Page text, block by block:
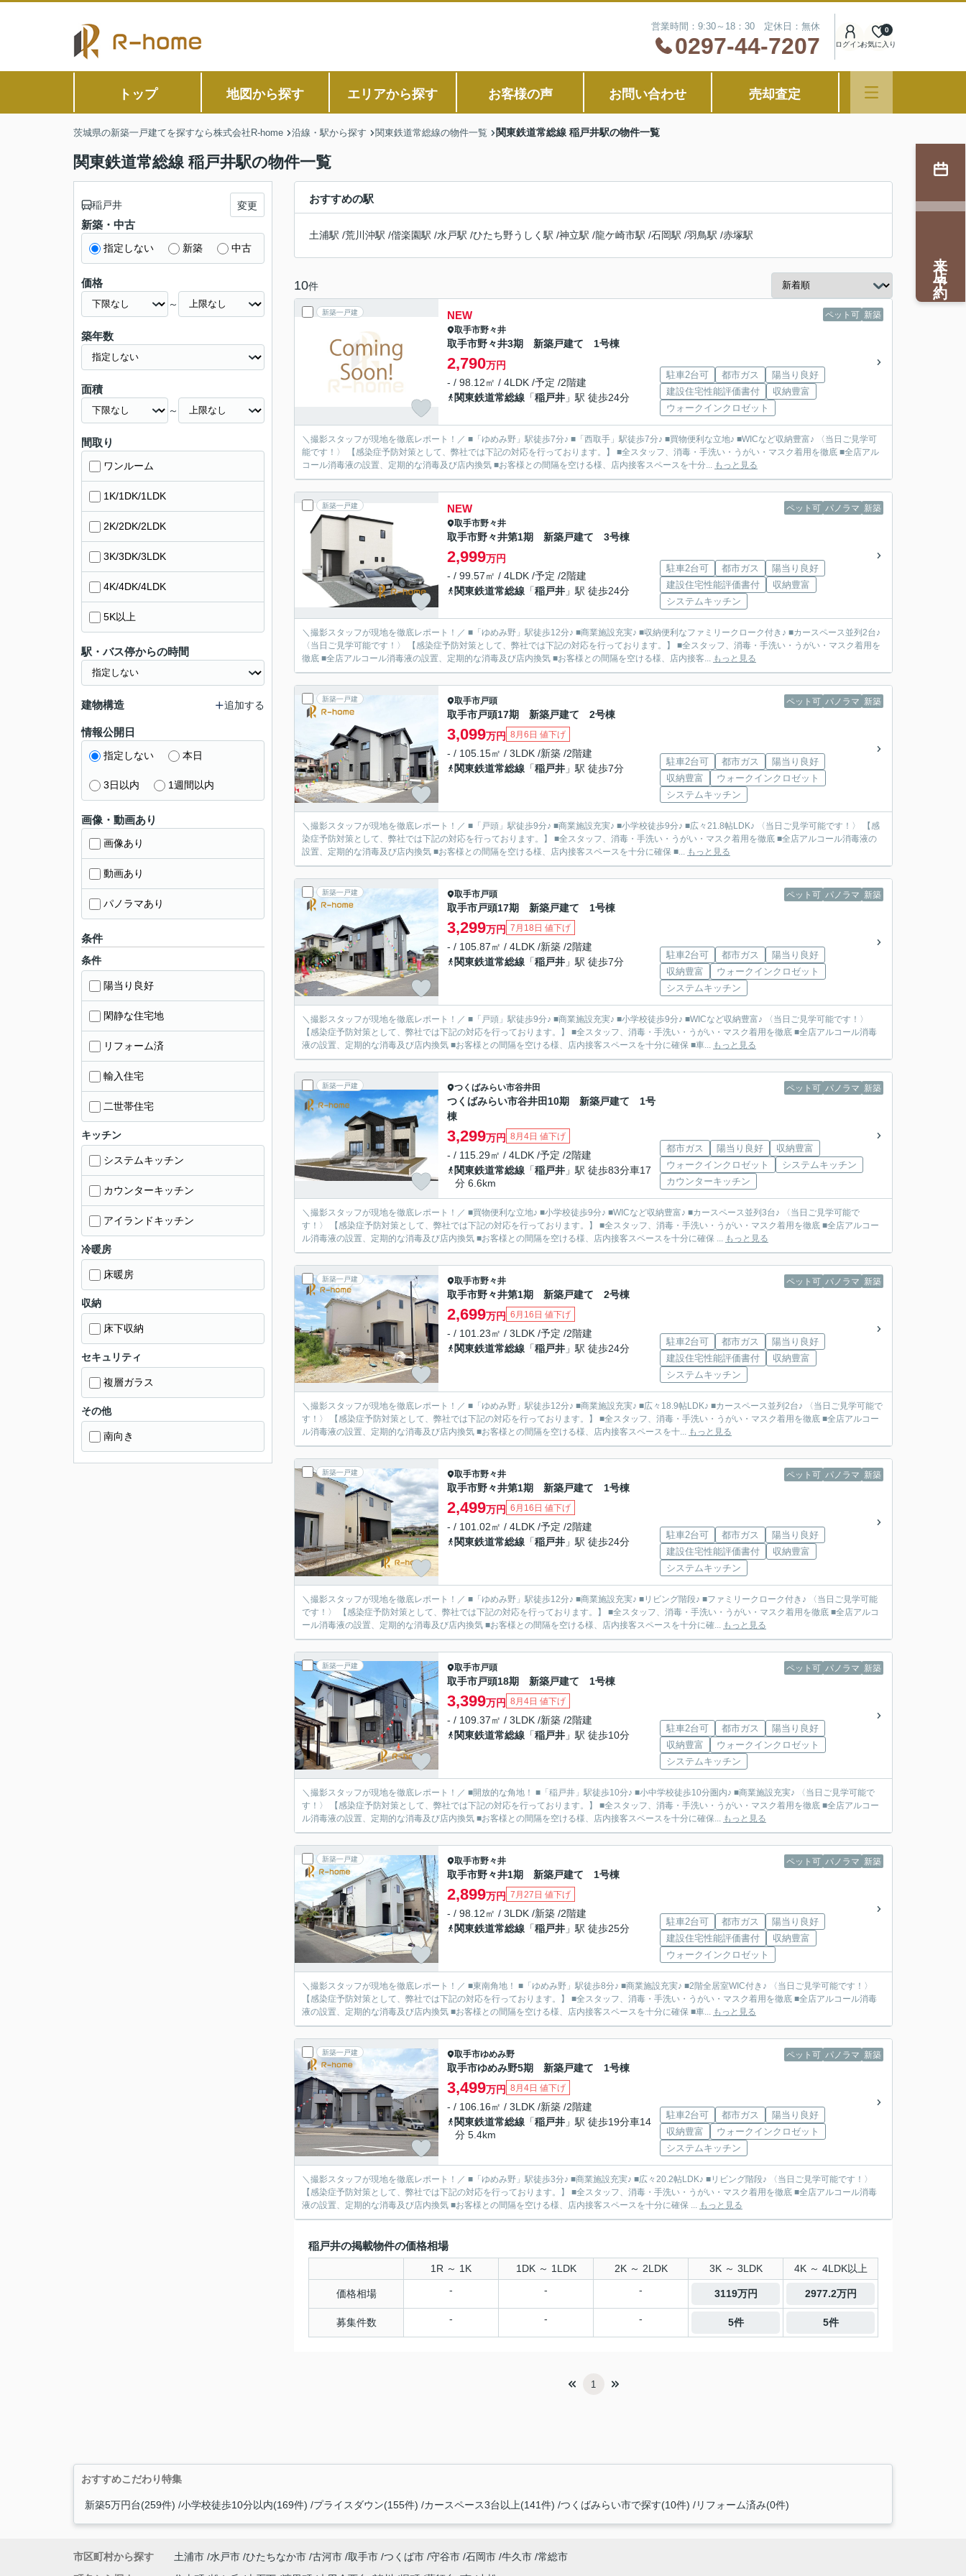
営業時間：9:30～18：30 定休日：無休
0297-44-7207 ログインお気に入り
0
トップ 地図から探す エリアから探す お客様の声 お問い合わせ 売却査定
茨城県の新築一戸建てを探すなら株式会社R-home 沿線・駅から探す 関東鉄道常総線の物件一覧 関東鉄道常総線 稲戸井駅の物件一覧
関東鉄道常総線 稲戸井駅の物件一覧
おすすめの駅
土浦駅 /荒川沖駅 /偕楽園駅 /水戸駅 /ひたち野うしく駅 /神立駅 /龍ケ崎市駅 /石岡駅 /羽鳥駅 /赤塚駅
10件
新築一戸建 ペット可 新築
NEW
取手市野々井
取手市野々井3期 新築戸建て 1号棟
2,790万円
- / 98.12㎡ / 4LDK /予定 /2階建
関東鉄道常総線 「稲戸井 」駅 徒歩24分
駐車2台可 都市ガス
陽当り良好
建設住宅性能評価書付
収納豊富
ウォークインクロゼット
＼撮影スタッフが現地を徹底レポート！／ ■「ゆめみ野」駅徒歩7分♪ ■「西取手」駅徒歩7分♪ ■買物便利な立地♪ ■WICなど収納豊富♪ 〈当日ご見学可
能です！〉 【感染症予防対策として、弊社では下記の対応を行っております。】 ■全スタッフ、消毒・手洗い・うがい・マスク着用を徹底 ■全店アル
コール消毒液の設置、定期的な消毒及び店内換気 ■お客様との間隔を空ける様、店内接客スペースを十分... もっと見る
新築一戸建 ペット可 パノラマ 新築
NEW
取手市野々井
取手市野々井第1期 新築戸建て 3号棟
2,999万円
- / 99.57㎡ / 4LDK /予定 /2階建
関東鉄道常総線 「稲戸井 」駅 徒歩24分
駐車2台可 都市ガス
陽当り良好
建設住宅性能評価書付
収納豊富
システムキッチン
＼撮影スタッフが現地を徹底レポート！／ ■「ゆめみ野」駅徒歩12分♪ ■商業施設充実♪ ■収納便利なファミリークローク付き♪ ■カースペース並列2台♪
〈当日ご見学可能です！〉 【感染症予防対策として、弊社では下記の対応を行っております。】 ■全スタッフ、消毒・手洗い・うがい・マスク着用を
徹底 ■全店アルコール消毒液の設置、定期的な消毒及び店内換気 ■お客様との間隔を空ける様、店内接客... もっと見る
新築一戸建 ペット可 パノラマ 新築
取手市戸頭
取手市戸頭17期 新築戸建て 2号棟
3,099万円 8月6日 値下げ
- / 105.15㎡ / 3LDK /新築 /2階建
関東鉄道常総線 「稲戸井 」駅 徒歩7分
駐車2台可 都市ガス
陽当り良好
収納豊富
ウォークインクロゼット
システムキッチン
＼撮影スタッフが現地を徹底レポート！／ ■「戸頭」駅徒歩9分♪ ■商業施設充実♪ ■小学校徒歩9分♪ ■広々21.8帖LDK♪ 〈当日ご見学可能です！〉 【感
染症予防対策として、弊社では下記の対応を行っております。】 ■全スタッフ、消毒・手洗い・うがい・マスク着用を徹底 ■全店アルコール消毒液の
設置、定期的な消毒及び店内換気 ■お客様との間隔を空ける様、店内接客スペースを十分に確保 ■... もっと見る
新築一戸建 ペット可 パノラマ 新築
取手市戸頭
取手市戸頭17期 新築戸建て 1号棟
3,299万円 7月18日 値下げ
- / 105.87㎡ / 4LDK /新築 /2階建
関東鉄道常総線 「稲戸井 」駅 徒歩7分
駐車2台可 都市ガス
陽当り良好
収納豊富
ウォークインクロゼット
システムキッチン
＼撮影スタッフが現地を徹底レポート！／ ■「戸頭」駅徒歩9分♪ ■商業施設充実♪ ■小学校徒歩9分♪ ■WICなど収納豊富♪ 〈当日ご見学可能です！〉
【感染症予防対策として、弊社では下記の対応を行っております。】 ■全スタッフ、消毒・手洗い・うがい・マスク着用を徹底 ■全店アルコール消毒
液の設置、定期的な消毒及び店内換気 ■お客様との間隔を空ける様、店内接客スペースを十分に確保 ■車... もっと見る
新築一戸建 ペット可 パノラマ 新築
つくばみらい市谷井田
つくばみらい市谷井田10期 新築戸建て 1号
棟
3,299万円 8月4日 値下げ
- / 115.29㎡ / 4LDK /予定 /2階建
関東鉄道常総線 「稲戸井 」駅 徒歩83分車17
分 6.6km
都市ガス 陽当り良好
収納豊富
ウォークインクロゼット
システムキッチン
カウンターキッチン
＼撮影スタッフが現地を徹底レポート！／ ■買物便利な立地♪ ■小学校徒歩9分♪ ■WICなど収納豊富♪ ■カースペース並列3台♪ 〈当日ご見学可能で
す！〉 【感染症予防対策として、弊社では下記の対応を行っております。】 ■全スタッフ、消毒・手洗い・うがい・マスク着用を徹底 ■全店アルコー
ル消毒液の設置、定期的な消毒及び店内換気 ■お客様との間隔を空ける様、店内接客スペースを十分に確保 ... もっと見る
新築一戸建 ペット可 パノラマ 新築
取手市野々井
取手市野々井第1期 新築戸建て 2号棟
2,699万円 6月16日 値下げ
- / 101.23㎡ / 3LDK /予定 /2階建
関東鉄道常総線 「稲戸井 」駅 徒歩24分
駐車2台可 都市ガス
陽当り良好
建設住宅性能評価書付
収納豊富
システムキッチン
＼撮影スタッフが現地を徹底レポート！／ ■「ゆめみ野」駅徒歩12分♪ ■商業施設充実♪ ■広々18.9帖LDK♪ ■カースペース並列2台♪ 〈当日ご見学可能で
す！〉 【感染症予防対策として、弊社では下記の対応を行っております。】 ■全スタッフ、消毒・手洗い・うがい・マスク着用を徹底 ■全店アルコー
ル消毒液の設置、定期的な消毒及び店内換気 ■お客様との間隔を空ける様、店内接客スペースを十... もっと見る
新築一戸建 ペット可 パノラマ 新築
取手市野々井
取手市野々井第1期 新築戸建て 1号棟
2,499万円 6月16日 値下げ
- / 101.02㎡ / 4LDK /予定 /2階建
関東鉄道常総線 「稲戸井 」駅 徒歩24分
駐車2台可 都市ガス
陽当り良好
建設住宅性能評価書付
収納豊富
システムキッチン
＼撮影スタッフが現地を徹底レポート！／ ■「ゆめみ野」駅徒歩12分♪ ■商業施設充実♪ ■リビング階段♪ ■ファミリークローク付き♪ 〈当日ご見学可能
です！〉 【感染症予防対策として、弊社では下記の対応を行っております。】 ■全スタッフ、消毒・手洗い・うがい・マスク着用を徹底 ■全店アルコ
ール消毒液の設置、定期的な消毒及び店内換気 ■お客様との間隔を空ける様、店内接客スペースを十分に確... もっと見る
新築一戸建 ペット可 パノラマ 新築
取手市戸頭
取手市戸頭18期 新築戸建て 1号棟
3,399万円 8月4日 値下げ
- / 109.37㎡ / 3LDK /新築 /2階建
関東鉄道常総線 「稲戸井 」駅 徒歩10分
駐車2台可 都市ガス
陽当り良好
収納豊富
ウォークインクロゼット
システムキッチン
＼撮影スタッフが現地を徹底レポート！／ ■開放的な角地！ ■「稲戸井」駅徒歩10分♪ ■小中学校徒歩10分圏内♪ ■商業施設充実♪ 〈当日ご見学可能で
す！〉 【感染症予防対策として、弊社では下記の対応を行っております。】 ■全スタッフ、消毒・手洗い・うがい・マスク着用を徹底 ■全店アルコー
ル消毒液の設置、定期的な消毒及び店内換気 ■お客様との間隔を空ける様、店内接客スペースを十分に確保... もっと見る
新築一戸建 ペット可 パノラマ 新築
取手市野々井
取手市野々井1期 新築戸建て 1号棟
2,899万円 7月27日 値下げ
- / 98.12㎡ / 3LDK /新築 /2階建
関東鉄道常総線 「稲戸井 」駅 徒歩25分
駐車2台可 都市ガス
陽当り良好
建設住宅性能評価書付
収納豊富
ウォークインクロゼット
＼撮影スタッフが現地を徹底レポート！／ ■東南角地！ ■「ゆめみ野」駅徒歩8分♪ ■商業施設充実♪ ■2階全居室WIC付き♪ 〈当日ご見学可能です！〉
【感染症予防対策として、弊社では下記の対応を行っております。】 ■全スタッフ、消毒・手洗い・うがい・マスク着用を徹底 ■全店アルコール消毒
液の設置、定期的な消毒及び店内換気 ■お客様との間隔を空ける様、店内接客スペースを十分に確保 ■車... もっと見る
新築一戸建 ペット可 パノラマ 新築
取手市ゆめみ野
取手市ゆめみ野5期 新築戸建て 1号棟
3,499万円 8月4日 値下げ
- / 106.16㎡ / 3LDK /新築 /2階建
関東鉄道常総線 「稲戸井 」駅 徒歩19分車14
分 5.4km
駐車2台可 都市ガス
陽当り良好
収納豊富
ウォークインクロゼット
システムキッチン
＼撮影スタッフが現地を徹底レポート！／ ■「ゆめみ野」駅徒歩3分♪ ■商業施設充実♪ ■広々20.2帖LDK♪ ■リビング階段♪ 〈当日ご見学可能です！〉
【感染症予防対策として、弊社では下記の対応を行っております。】 ■全スタッフ、消毒・手洗い・うがい・マスク着用を徹底 ■全店アルコール消毒
液の設置、定期的な消毒及び店内換気 ■お客様との間隔を空ける様、店内接客スペースを十分に確保 ... もっと見る
稲戸井の掲載物件の価格相場
1R ～ 1K 1DK ～ 1LDK 2K ～ 2LDK 3K ～ 3LDK 4K ～ 4LDK以上
価格相場 - - - 3119万円 2977.2万円
募集件数 - - - 5件 5件
1
稲戸井 変更
新築・中古
指定しない 新築 中古
価格
～
築年数
面積
～
間取り
ワンルーム
1K/1DK/1LDK
2K/2DK/2LDK
3K/3DK/3LDK
4K/4DK/4LDK
5K以上
駅・バス停からの時間
建物構造 追加する
情報公開日
指定しない 本日
3日以内 1週間以内
画像・動画あり
画像あり
動画あり
パノラマあり
条件
条件
陽当り良好
閑静な住宅地
リフォーム済
輸入住宅
二世帯住宅
キッチン
システムキッチン
カウンターキッチン
アイランドキッチン
冷暖房
床暖房
収納
床下収納
セキュリティ
複層ガラス
その他
南向き
おすすめこだわり特集
新築5万円台(259件) 小学校徒歩10分以内(169件) プライスダウン(155件) カースペース3台以上(141件) つくばみらい市で探す(10件) リフォーム済み(0件)
来店予約
市区町村から探す 土浦市 水戸市 ひたちなか市 古河市 取手市 つくば市 守谷市 石岡市 牛久市 常総市